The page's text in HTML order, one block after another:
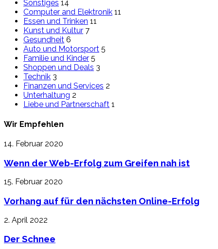
Sonstiges 14
Computer and Elektronik 11
Essen und Trinken 11
Kunst und Kultur 7
Gesundheit 6
Auto und Motorsport 5
Familie und Kinder 5
Shoppen und Deals 3
Technik 3
Finanzen und Services 2
Unterhaltung 2
Liebe und Partnerschaft 1
Wir Empfehlen
14. Februar 2020
Wenn der Web-Erfolg zum Greifen nah ist
15. Februar 2020
Vorhang auf für den nächsten Online-Erfolg
2. April 2022
Der Schnee